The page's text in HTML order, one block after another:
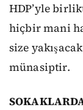
HDP’yle
hiçbir mani
size
münasiptir.